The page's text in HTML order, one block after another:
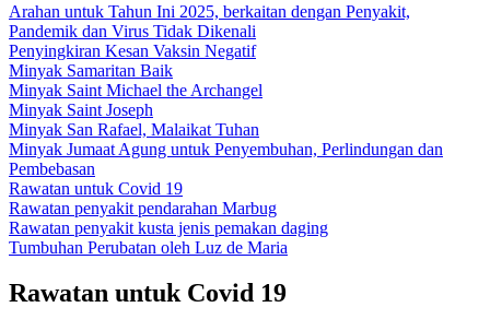
Arahan untuk Tahun Ini 2025, berkaitan dengan Penyakit,
Pandemik dan Virus Tidak Dikenali
Penyingkiran Kesan Vaksin Negatif
Minyak Samaritan Baik
Minyak Saint Michael the Archangel
Minyak Saint Joseph
Minyak San Rafael, Malaikat Tuhan
Minyak Jumaat Agung untuk Penyembuhan, Perlindungan dan
Pembebasan
Rawatan untuk Covid 19
Rawatan penyakit pendarahan Marbug
Rawatan penyakit kusta jenis pemakan daging
Tumbuhan Perubatan oleh Luz de Maria
Rawatan untuk Covid 19